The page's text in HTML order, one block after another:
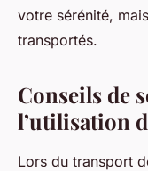
votre sérénité,
transportés.
Conseils de
l’utilisation
Lors du transport